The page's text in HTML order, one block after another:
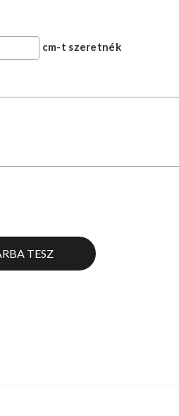
cm-t szeretnék
TESZ